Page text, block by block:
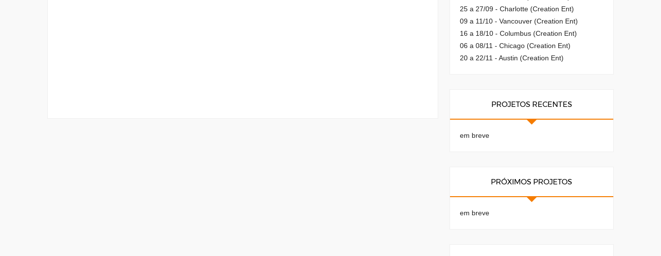
25 a 27/09 - Charlotte (Creation Ent)
09 a 11/10 - Vancouver (Creation Ent)
16 a 18/10 - Columbus (Creation Ent)
06 a 08/11 - Chicago (Creation Ent)
20 a 22/11 - Austin (Creation Ent)
PROJETOS RECENTES
em breve
PRÓXIMOS PROJETOS
em breve